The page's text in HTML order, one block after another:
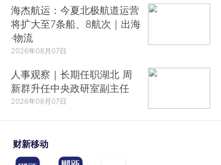
海杰航运：今夏北极航道运营
将扩大至7条船、8航次｜出海
·物流
2026年08月07日
人事观察｜长期任职湖北 周
新群升任中央政研室副主任
2026年08月07日
财新移动